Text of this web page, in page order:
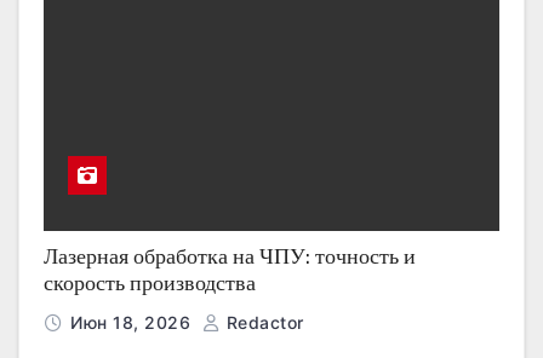
Лазерная обработка на ЧПУ: точность и
скорость производства
Июн 18, 2026 Redactor